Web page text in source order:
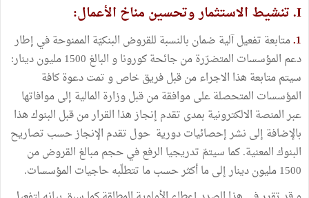
I. تنشيط الاستثمار وتحسين مناخ الأعمال:
1. متابعة تفعيل آلية ضمان بالنسبة للقروض البنكيّة الممنوحة في إطار
دعم المؤسسات المتضرّرة من جائحة كورونا و البالغ 1500 مليون دينار:
سيتم متابعة هذا الاجراء من قبل فريق خاص و تمت دعوة كافة
المؤسسات المتحصلة على موافقة من قبل وزارة المالية إلى موافاتها
عبر المنصة الالكترونية بمدى تقدم إنجاز هذا القرار من قبل البنوك هذا
بالإضافة إلى نشر إحصائيات دورية حول تقدم الإنجاز حسب تصاريح
البنوك المعنية. كما سيتمّ تدريجيا الرفع في حجم مبالغ القروض من
1500 مليون دينار إلى ما أكثر حسب ما تتطلّبه حاجيات المؤسسات.